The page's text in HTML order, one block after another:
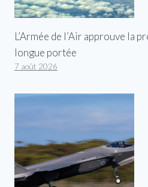
L’Armée de l’Air approuve la
longue portée
7 août 2026